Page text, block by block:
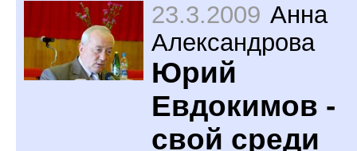
23.3.2009 Анна
Александрова
Юрий
Евдокимов -
свой среди